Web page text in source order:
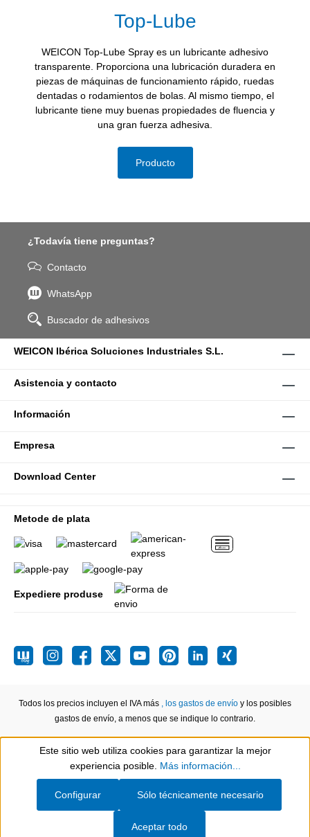
Top-Lube
WEICON Top-Lube Spray es un lubricante adhesivo
transparente. Proporciona una lubricación duradera en
piezas de máquinas de funcionamiento rápido, ruedas
dentadas o rodamientos de bolas. Al mismo tiempo, el
lubricante tiene muy buenas propiedades de fluencia y
una gran fuerza adhesiva.
Producto
¿Todavía tiene preguntas?
Contacto
WhatsApp
Buscador de adhesivos
WEICON Ibérica Soluciones Industriales S.L.
Asistencia y contacto
Información
Empresa
Download Center
Metode de plata
Expediere produse
Todos los precios incluyen el IVA más , los gastos de envío y los posibles
gastos de envío, a menos que se indique lo contrario.
Show toolbar
Este sitio web utiliza cookies para garantizar la mejor
experiencia posible. Más información...
Sólo técnicamente necesario
Configurar
Aceptar todo